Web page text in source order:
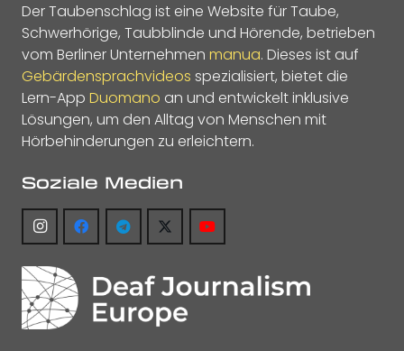
Der Taubenschlag ist eine Website für Taube,
Schwerhörige, Taubblinde und Hörende, betrieben
vom Berliner Unternehmen manua. Dieses ist auf
Gebärdensprachvideos spezialisiert, bietet die
Lern-App Duomano an und entwickelt inklusive
Lösungen, um den Alltag von Menschen mit
Hörbehinderungen zu erleichtern.
Soziale Medien